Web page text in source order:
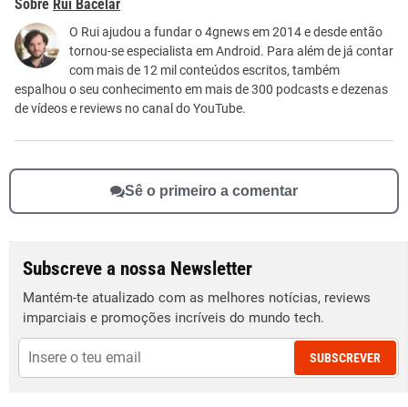
Este conteúdo não tem a informação que procuro
Outro
Rui Bacelar
O Rui ajudou a fundar o 4gnews em 2014 e desde então
tornou-se especialista em Android. Para além de já contar
com mais de 12 mil conteúdos escritos, também
espalhou o seu conhecimento em mais de 300 podcasts e dezenas
de vídeos e reviews no canal do YouTube.
Sê o primeiro a comentar
Subscreve a nossa Newsletter
Mantém-te atualizado com as melhores notícias, reviews
imparciais e promoções incríveis do mundo tech.
SUBSCREVER